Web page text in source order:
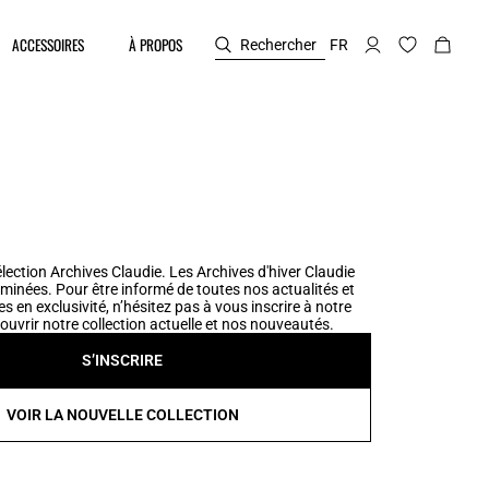
ACCESSOIRES À PROPOS Rechercher FR
Archives Claudie. Les Archives d'hiver Claudie
Pour être informé de toutes nos actualités et
en exclusivité, n’hésitez pas à vous inscrire à notre
notre collection actuelle et nos nouveautés.
S’INSCRIRE
VOIR LA NOUVELLE COLLECTION